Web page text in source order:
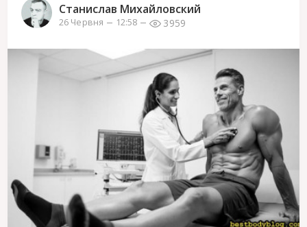
Станислав Михайловский
26 Червня 12:58 3959